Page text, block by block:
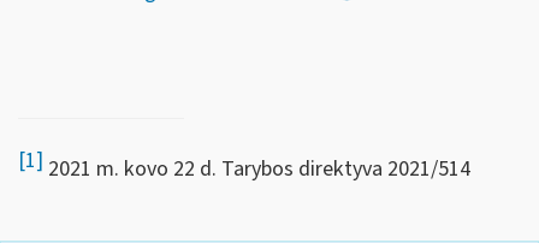
[1] 2021 m. kovo 22 d. Tarybos direktyva 2021/514